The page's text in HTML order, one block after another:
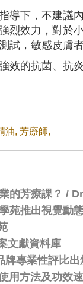
導下，不建議
烈效力，對於
試，敏感皮膚
效的抗菌、抗
油,芳療師,
的芳療課？ /
苑推出視覺動
文獻資料庫
專業性評比
用方法及功效